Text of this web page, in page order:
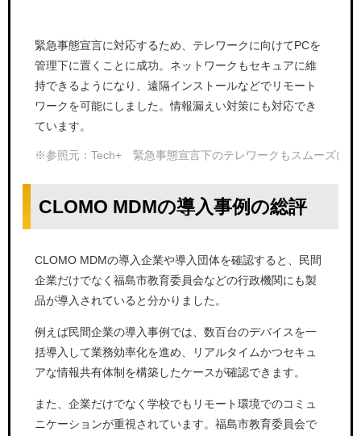
緊急事態宣言に対応するため、テレワークに向けてPCを
管理下に置くことに成功。ネットワークもセキュアに維
持できるようになり、遠隔インストールなどでリモート
ワークを可能にしました。情報漏えい対策にも対応でき
ています。
※参照元：Tech+ 緊急事態宣言下のテレワークもスムーズに
CLOMO MDMの導入事例の総評
CLOMO MDMの導入企業や導入団体を確認すると、民間
企業だけでなく福島市教育委員会などの行政機関にも製
品が導入されていると分かりました。
例えば民間企業の導入事例では、数百台のデバイスを一
括導入して業務効率化を進め、リアルタイムかつセキュ
アな情報共有体制を構築したケースが確認できます。
また、企業だけでなく学校でもリモート環境でのコミュ
ニケーションが重視されています。福島市教育委員会で